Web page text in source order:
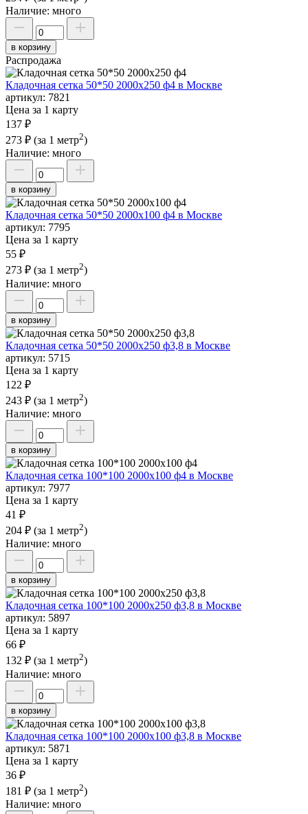
Наличие: много
в корзину
Распродажа
Кладочная сетка 50*50 2000х250 ф4 в Москве
артикул: 7821
Цена за 1 карту
137 ₽
273 ₽ (за 1 метр2)
Наличие: много
в корзину
Кладочная сетка 50*50 2000х100 ф4 в Москве
артикул: 7795
Цена за 1 карту
55 ₽
273 ₽ (за 1 метр2)
Наличие: много
в корзину
Кладочная сетка 50*50 2000х250 ф3,8 в Москве
артикул: 5715
Цена за 1 карту
122 ₽
243 ₽ (за 1 метр2)
Наличие: много
в корзину
Кладочная сетка 100*100 2000х100 ф4 в Москве
артикул: 7977
Цена за 1 карту
41 ₽
204 ₽ (за 1 метр2)
Наличие: много
в корзину
Кладочная сетка 100*100 2000х250 ф3,8 в Москве
артикул: 5897
Цена за 1 карту
66 ₽
132 ₽ (за 1 метр2)
Наличие: много
в корзину
Кладочная сетка 100*100 2000х100 ф3,8 в Москве
артикул: 5871
Цена за 1 карту
36 ₽
181 ₽ (за 1 метр2)
Наличие: много